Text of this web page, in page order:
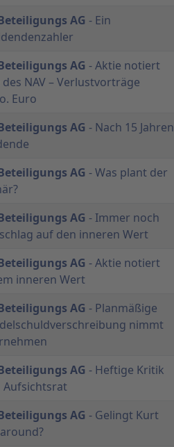
AG - Ein
AG - Aktie notiert
NAV – Verlustvorträge
Euro
AG - Nach 15 Jahren
AG - Was plant der
AG - Immer noch
auf den inneren Wert
AG - Aktie notiert
inneren Wert
AG - Planmäßige
nimmt
AG - Heftige Kritik
Aufsichtsrat
AG - Gelingt Kurt